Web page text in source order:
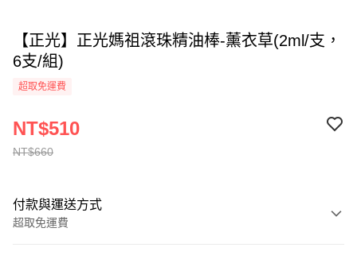
【正光】正光媽祖滾珠精油棒-薰衣草(2ml/支，
6支/組)
超取免運費
NT$660
NT$510
付款與運送方式
超取免運費